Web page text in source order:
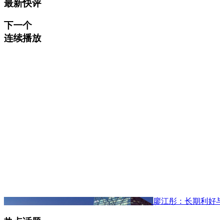
最新快评
下一个
连续播放
廖江彤：长期利好